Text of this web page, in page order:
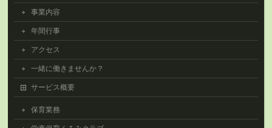
事業内容
年間行事
アクセス
一緒に働きませんか？
サービス概要
保育業務